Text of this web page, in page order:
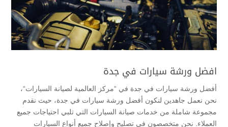
افضل ورشة سيارات في جدة
أفضل ورشة سيارات في جدة في “مركز العالمية لصيانة السيارات“،
نحن نعمل جاهدين لنكون أفضل ورشة سيارات في جدة، حيث نقدم
مجموعة شاملة من خدمات صيانة السيارات التي تلبي احتياجات جميع
العملاء. نحن متخصصون في تصليح وإصلاح جميع أنواع السيارات